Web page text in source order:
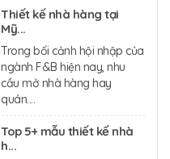
Thiết kế nhà hàng tại
Mỹ...
Trong bối cảnh hội nhập của
ngành F&B hiện nay, nhu
cầu mở nhà hàng hay
quán....
Top 5+ mẫu thiết kế nhà
h...